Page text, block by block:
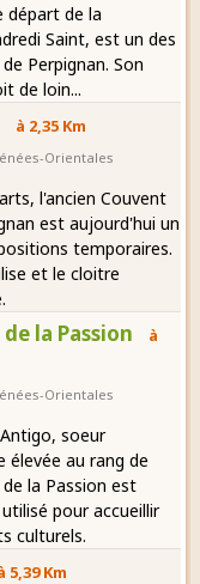
départ de la
Saint, est un des
Perpignan. Son
de loin...
à 2,35 Km
Orientales
l'ancien Couvent
est aujourd'hui un
temporaires.
et le cloitre
la Passion
à
Orientales
soeur
élevée au rang de
la Passion est
pour accueillir
culturels.
5,39 Km